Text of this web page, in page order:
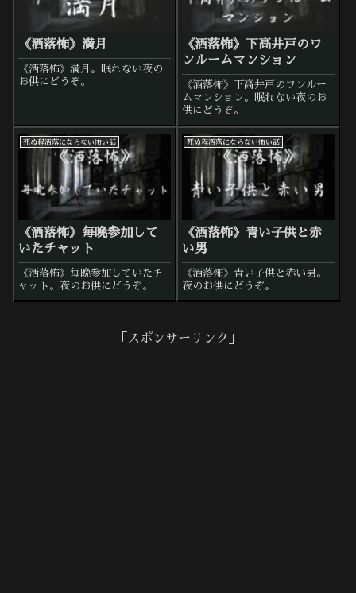
《洒落怖》満月
《洒落怖》満月。眠れない夜の
お供にどうぞ。
《洒落怖》下高井戸のワ
ンルームマンション
《洒落怖》下高井戸のワンルー
ムマンション。眠れない夜のお
供にどうぞ。
死ぬ程洒落にならない怖い話
《洒落怖》毎晩参加して
いたチャット
《洒落怖》毎晩参加していたチ
ャット。夜のお供にどうぞ。
死ぬ程洒落にならない怖い話
《洒落怖》青い子供と赤
い男
《洒落怖》青い子供と赤い男。
夜のお供にどうぞ。
「スポンサーリンク」